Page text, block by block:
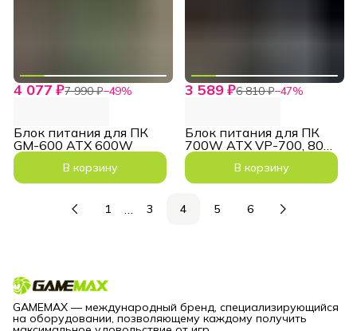
4 077 ₽7 990 ₽−49%
Блок питания для ПК
GM-600 ATX 600W
В корзину
3 589 ₽6 810 ₽−47%
Блок питания для ПК
700W ATX VP-700, 80+
Bronze
В корзину
1 3 4 5 6
GAMEMAX — международный бренд, специализирующийся
на оборудовании, позволяющему каждому получить